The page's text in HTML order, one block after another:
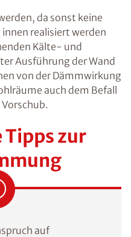
da sonst keine
realisiert werden
Kälte- und
Ausführung der Wand
von der Dämmwirkung
auch dem Befall
zur
auf